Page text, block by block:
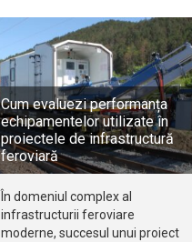
Cum evaluezi performanța
echipamentelor utilizate în
proiectele de infrastructură
feroviară
În domeniul complex al
infrastructurii feroviare
moderne, succesul unui proiect